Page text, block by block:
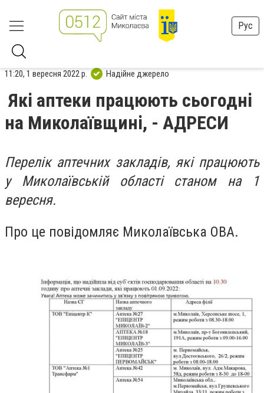
Рус
11:20, 1 вересня 2022 р. Надійне джерело
Які аптеки працюють сьогодні
на Миколаївщині, - АДРЕСИ
Перелік аптечних закладів, які працюють
у Миколаївській області станом на 1
вересня.
Про це повідомляє Миколаївська ОВА.